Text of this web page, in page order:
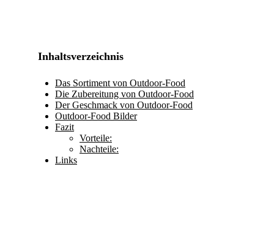
Inhaltsverzeichnis
Das Sortiment von Outdoor-Food
Die Zubereitung von Outdoor-Food
Der Geschmack von Outdoor-Food
Outdoor-Food Bilder
Fazit
Vorteile:
Nachteile:
Links